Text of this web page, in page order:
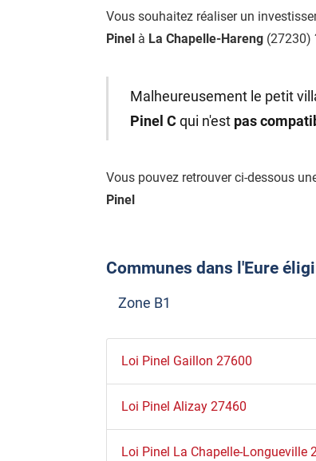
Vous souhaitez réaliser un
Pinel à La Chapelle-Hareng (27230)
Malheureusement le petit
Pinel C qui n'est pas
Vous pouvez retrouver ci-dessous
Pinel
Communes dans l'Eure
Zone B1
Loi Pinel Gaillon 27600
Loi Pinel Alizay 27460
Loi Pinel La Chapelle-Longueville